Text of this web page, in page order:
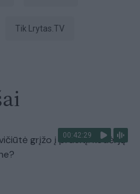
tik Lrytas.TV
00:42:29
grįžo į praeitį: kodėl jų